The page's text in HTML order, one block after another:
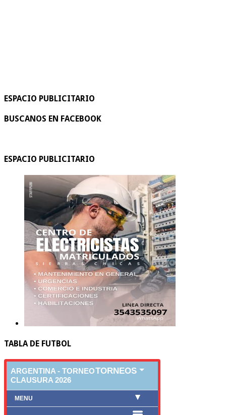
ESPACIO PUBLICITARIO
BUSCANOS EN FACEBOOK
ESPACIO PUBLICITARIO
TABLA DE FUTBOL